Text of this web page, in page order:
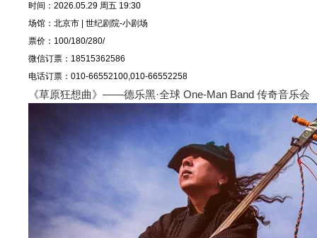
时间：2026.05.29 周五 19:30
场馆：北京市 | 世纪剧院-小剧场
票价：100/180/280/
微信订票：18515362586
电话订票：010-66552100,010-66552258
《草原狂想曲》——德乐黑·全球 One-Man Band 传奇音乐会